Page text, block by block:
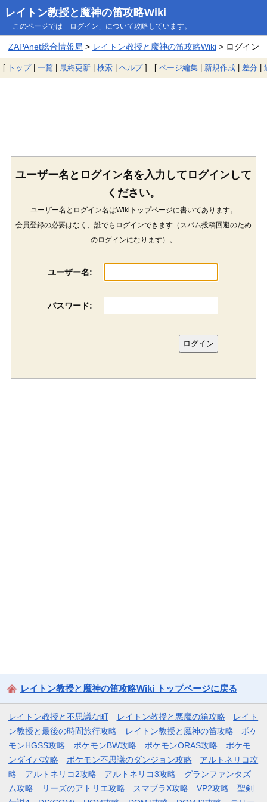
レイトン教授と魔神の笛攻略Wiki
このページでは「ログイン」について攻略しています。
ZAPAnet総合情報局 > レイトン教授と魔神の笛攻略Wiki> ログイン
[ トップ| 一覧 | 最終更新 | 検索 | ヘルプ] [ ページ編集 | 新規作成 | 差分 |
ユーザー名とログイン名を入力してログインして
ください。
ユーザー名とログイン名はWikiトップページに書いてあります。
会員登録の必要はなく、誰でもログインできます（スパム投稿回避のため
のログインになります）。
ユーザー名:
パスワード:
レイトン教授と魔神の笛攻略Wiki トップページに戻る
レイトン教授と不思議な町 レイトン教授と悪魔の箱攻略
レイト
ン教授と最後の時間旅行攻略
レイトン教授と魔神の笛攻略
ポケ
モンHGSS攻略
ポケモンBW攻略 ポケモンORAS攻略
ポケモ
ンダイパ攻略
ポケモン不思議のダンジョン攻略
アルトネリコ攻
略
アルトネリコ2攻略 アルトネリコ3攻略
グランファンタズ
ム攻略
リーズのアトリエ攻略 スマブラX攻略 VP2攻略
聖剣